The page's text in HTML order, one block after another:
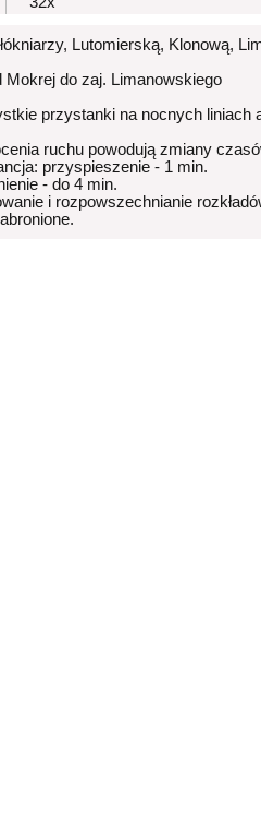
Lutomierską, Klonową,
Mokrej do zaj. Limanowskiego
przystanki na nocnych liniach
ruchu powodują zmiany
przyspieszenie - 1 min.
- do 4 min.
i rozpowszechnianie